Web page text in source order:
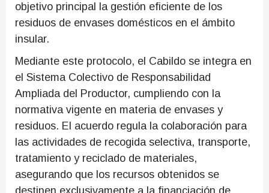
objetivo principal la gestión eficiente de los
residuos de envases domésticos en el ámbito
insular.
Mediante este protocolo, el Cabildo se integra en
el Sistema Colectivo de Responsabilidad
Ampliada del Productor, cumpliendo con la
normativa vigente en materia de envases y
residuos. El acuerdo regula la colaboración para
las actividades de recogida selectiva, transporte,
tratamiento y reciclado de materiales,
asegurando que los recursos obtenidos se
destinen exclusivamente a la financiación de